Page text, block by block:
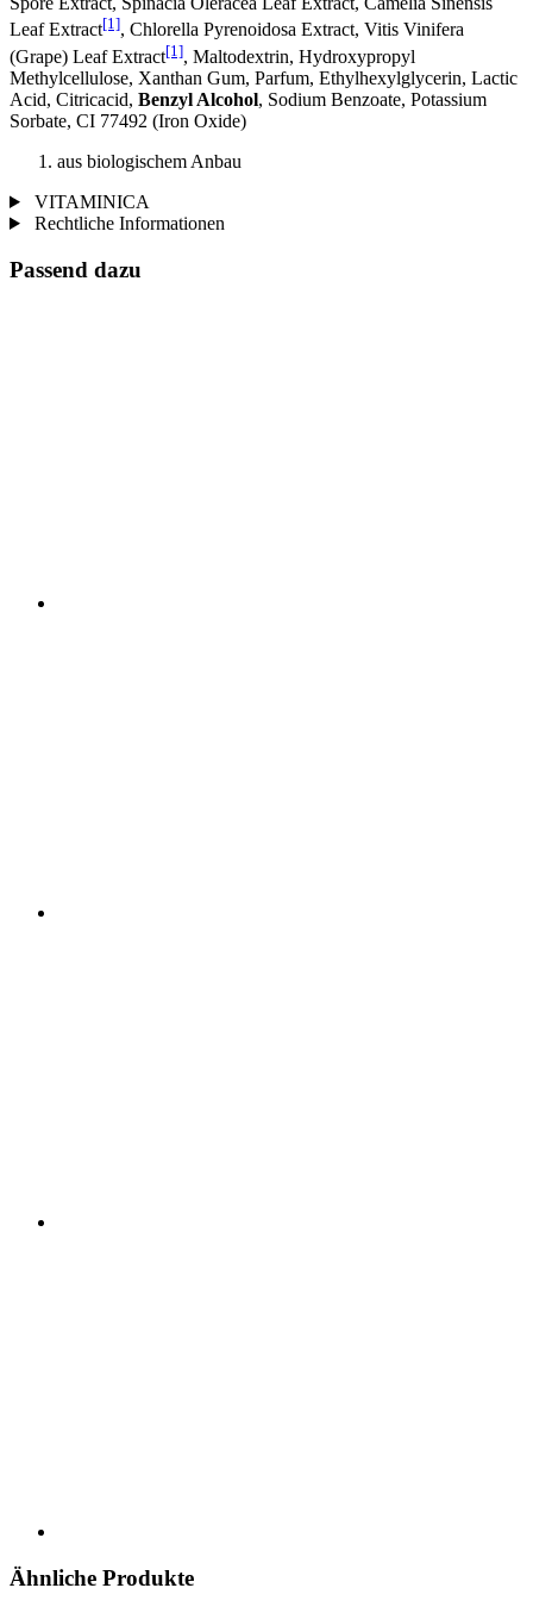
Leaf Extract[1], Chlorella Pyrenoidosa Extract, Vitis Vinifera
(Grape) Leaf Extract[1], Maltodextrin, Hydroxypropyl
Methylcellulose, Xanthan Gum, Parfum, Ethylhexylglycerin, Lactic
Acid, Citricacid, Benzyl Alcohol, Sodium Benzoate, Potassium
Sorbate, CI 77492 (Iron Oxide)
aus biologischem Anbau
VITAMINICA
Rechtliche Informationen
Passend dazu
Ähnliche Produkte